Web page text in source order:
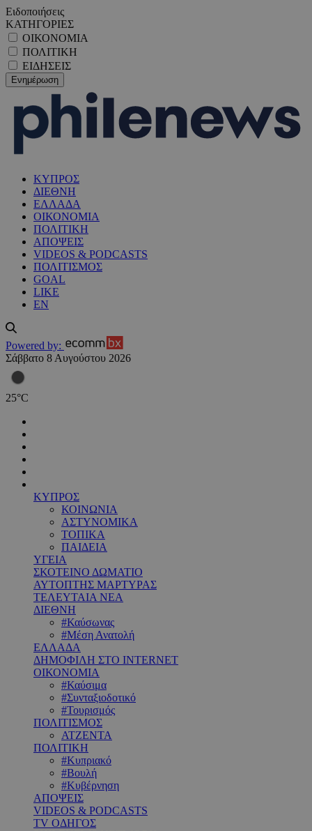
Ειδοποιήσεις
ΚΑΤΗΓΟΡΙΕΣ
ΟΙΚΟΝΟΜΙΑ
ΠΟΛΙΤΙΚΗ
ΕΙΔΗΣΕΙΣ
ΚΥΠΡΟΣ
ΔΙΕΘΝΗ
ΕΛΛΑΔΑ
ΟΙΚΟΝΟΜΙΑ
ΠΟΛΙΤΙΚΗ
ΑΠΟΨΕΙΣ
VIDEOS & PODCASTS
ΠΟΛΙΤΙΣΜΟΣ
GOAL
LIKE
EN
Powered by:
Σάββατο 8 Αυγούστου 2026
25°C
ΚΥΠΡΟΣ
ΚΟΙΝΩΝΙΑ
ΑΣΤΥΝΟΜΙΚΑ
ΤΟΠΙΚΑ
ΠΑΙΔΕΙΑ
ΥΓΕΙΑ
ΣΚΟΤΕΙΝΟ ΔΩΜΑΤΙΟ
ΑΥΤΟΠΤΗΣ ΜΑΡΤΥΡΑΣ
ΤΕΛΕΥΤΑΙΑ ΝΕΑ
ΔΙΕΘΝΗ
#Καύσωνας
#Μέση Ανατολή
ΕΛΛΑΔΑ
ΔΗΜΟΦΙΛΗ ΣΤΟ INTERNET
ΟΙΚΟΝΟΜΙΑ
#Καύσιμα
#Συνταξιοδοτικό
#Τουρισμός
ΠΟΛΙΤΙΣΜΟΣ
ΑΤΖΕΝΤΑ
ΠΟΛΙΤΙΚΗ
#Κυπριακό
#Βουλή
#Κυβέρνηση
ΑΠΟΨΕΙΣ
VIDEOS & PODCASTS
TV ΟΔΗΓΟΣ